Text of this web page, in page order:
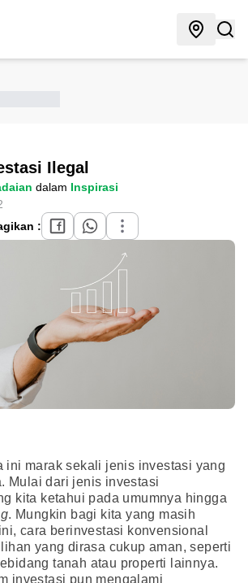
Ilegal
dalam Inspirasi
:
ini marak sekali jenis investasi yang
Mulai dari jenis investasi
kita ketahui pada umumnya hingga
. Mungkin bagi kita yang masih
cara berinvestasi konvensional
yang dirasa cukup aman, seperti
tanah atau properti lainnya.
investasi pun mengalami